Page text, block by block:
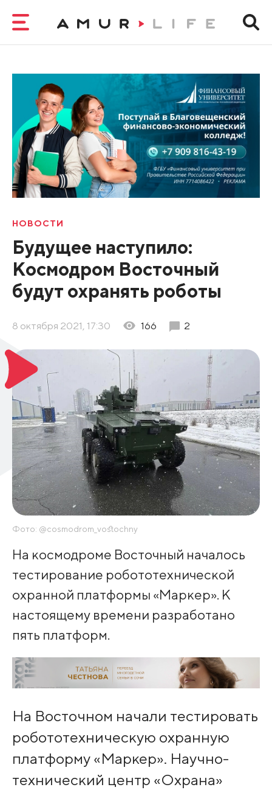
НОВОСТИ
Будущее наступило:
Космодром Восточный
будут охранять роботы
8 октября 2021, 17:30 166 2
Фото: @cosmodrom_vostochny
На космодроме Восточный началось
тестирование робототехнической
охранной платформы «Маркер». К
настоящему времени разработано
пять платформ.
На Восточном начали тестировать
робототехническую охранную
платформу «Маркер». Научно-
технический центр «Охрана»